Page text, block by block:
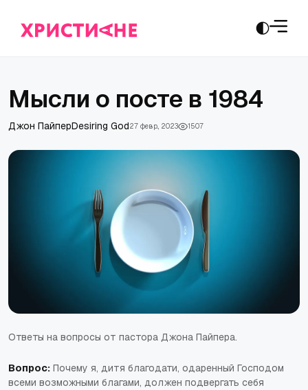
Мысли о посте в 1984
Джон ПайперDesiring God27 февр., 2023 1507
Ответы на вопросы от пастора Джона Пайпера.
Вопрос: Почему я, дитя благодати, одаренный Господом
всеми возможными благами, должен подвергать себя